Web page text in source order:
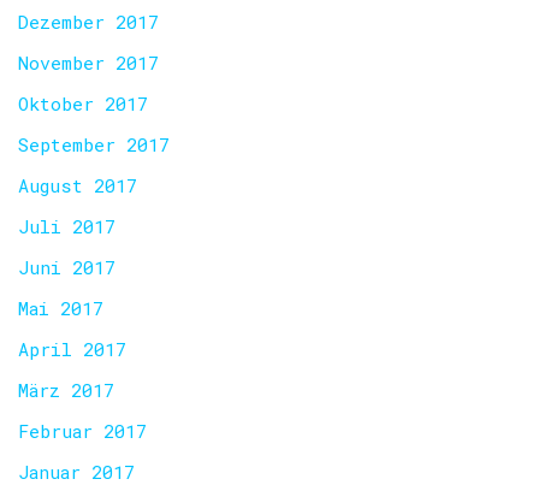
Dezember 2017
November 2017
Oktober 2017
September 2017
August 2017
Juli 2017
Juni 2017
Mai 2017
April 2017
März 2017
Februar 2017
Januar 2017